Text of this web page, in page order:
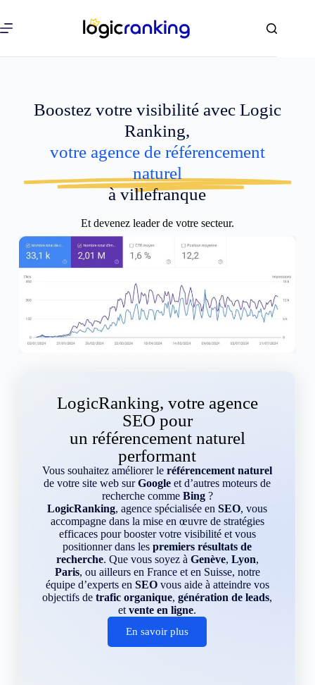
Boostez votre visibilité avec Logic
Ranking,
votre agence de référencement
naturel
à villefranque
Et devenez leader de votre secteur.
LogicRanking, votre agence
SEO pour
un référencement naturel
performant
Vous souhaitez améliorer leréférencement naturel
de votre site web surGoogle et d’autres moteurs de
recherche comme Bing?
LogicRanking, agence spécialisée enSEO, vous
accompagne dans la mise en œuvre de stratégies
efficaces pour booster votre visibilité et vous
positionner dans lespremiers résultats de
recherche. Que vous soyez à Genève, Lyon,
Paris, ou ailleurs en France et en Suisse, notre
équipe d’experts en SEOvous aide à atteindre vos
objectifs detrafic organique,génération de leads,
etvente en ligne.
En savoir plus